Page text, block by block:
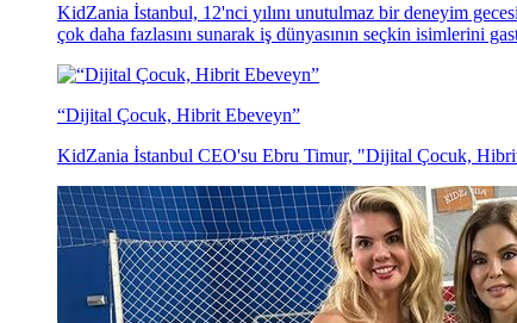
KidZania İstanbul, 12'nci yılını unutulmaz bir deneyim
çok daha fazlasını sunarak iş dünyasının seçkin isimlerini
“Dijital Çocuk, Hibrit Ebeveyn”
KidZania İstanbul CEO'su Ebru Timur, "Dijital Çocuk, Hibrit